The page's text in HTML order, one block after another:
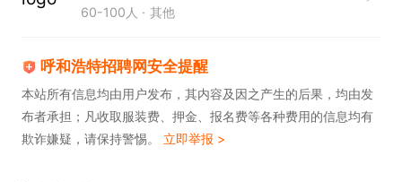
60-100人 其他
呼和浩特招聘网安全提醒
本站所有信息均由用户发布，其内容及因之产生的后果，均由发
布者承担；凡收取服装费、押金、报名费等各种费用的信息均有
欺诈嫌疑，请保持警惕。 立即举报 >